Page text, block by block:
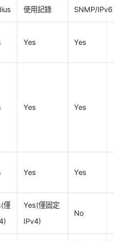
使用記錄
SNMP/IPv6
Yes Yes
Yes Yes
Yes Yes
僅
Yes(僅固定
IPv4)
No